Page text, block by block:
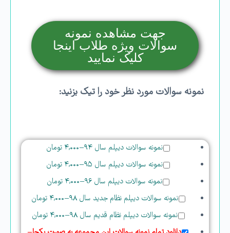
جهت مشاهده نمونه
سوالات ویژه طلاب اینجا
کلیک نمایید
نمونه سوالات مورد نظر خود را تیک بزنید:
نمونه سوالات دیپلم سال ۹۴ –۴,۰۰۰ تومان
نمونه سوالات دیپلم سال ۹۵
–۴,۰۰۰ تومان
نمونه سوالات دیپلم سال ۹۶
–۴,۰۰۰ تومان
نمونه سوالات دیپلم نظام جدید سال ۹۸
–۴,۰۰۰ تومان
نمونه سوالات دیپلم نظام قدیم سال ۹۸
–۴,۰۰۰ تومان